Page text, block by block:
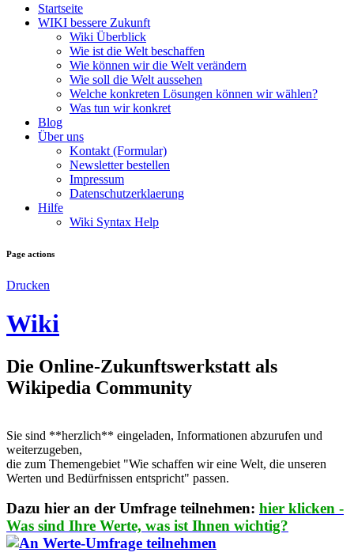
Startseite
WIKI bessere Zukunft
Wiki Überblick
Wie ist die Welt beschaffen
Wie können wir die Welt verändern
Wie soll die Welt aussehen
Welche konkreten Lösungen können wir wählen?
Was tun wir konkret
Blog
Über uns
Kontakt (Formular)
Newsletter bestellen
Impressum
Datenschutzerklaerung
Hilfe
Wiki Syntax Help
Page actions
Drucken
Wiki
Die Online-Zukunftswerkstatt als
Wikipedia Community
Sie sind **herzlich** eingeladen, Informationen abzurufen und
weiterzugeben,
die zum Themengebiet "Wie schaffen wir eine Welt, die unseren
Werten und Bedürfnissen entspricht" passen.
Dazu hier an der Umfrage teilnehmen: hier klicken -
Was sind Ihre Werte, was ist Ihnen wichtig?